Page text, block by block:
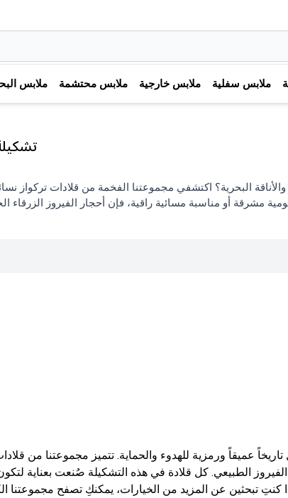
ملابس سفلية ملابس خارجية ملابس محتشمة ملابس
البحرية؟ اكتشفي مجموعتنا الفخمة من قلادات تركواز
مشرقة أو مناسبة مسائية راقية، فإن أحجار الفيروز الزرقاء
عميقاً ورمزية للهدوء والحماية. تتميز مجموعتنا من
الطبيعي. كل قلادة في هذه التشكيلة صُنعت بعناية لتكون
كنتِ تبحثين عن المزيد من الخيارات، يمكنكِ تصفح مجموعتنا